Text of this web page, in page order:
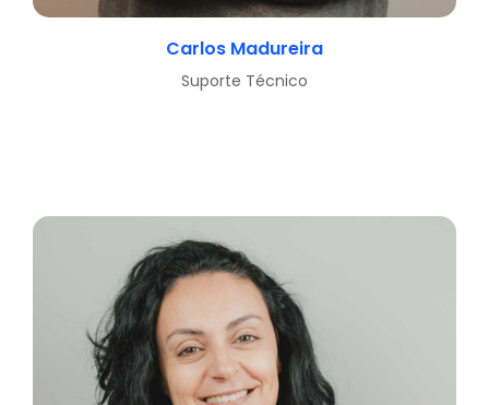
Carlos Madureira
Suporte Técnico